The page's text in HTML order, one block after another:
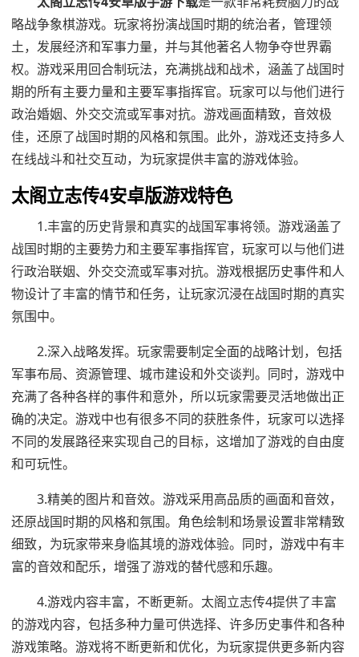
略战争象棋游戏。玩家将扮演战国时期的统治者，管理领
土，发展经济和军事力量，并与其他著名人物争夺世界霸
权。游戏采用回合制玩法，充满挑战和战术，涵盖了战国时
期的所有主要力量和主要军事指挥官。玩家可以与他们进行
政治婚姻、外交交流或军事对抗。游戏画面精致，音效极
佳，还原了战国时期的风格和氛围。此外，游戏还支持多人
在线战斗和社交互动，为玩家提供丰富的游戏体验。
太阁立志传4安卓版游戏特色
1.丰富的历史背景和真实的战国军事将领。游戏涵盖了
战国时期的主要势力和主要军事指挥官，玩家可以与他们进
行政治联姻、外交交流或军事对抗。游戏根据历史事件和人
物设计了丰富的情节和任务，让玩家沉浸在战国时期的真实
氛围中。
2.深入战略发挥。玩家需要制定全面的战略计划，包括
军事布局、资源管理、城市建设和外交谈判。同时，游戏中
充满了各种各样的事件和意外，所以玩家需要灵活地做出正
确的决定。游戏中也有很多不同的获胜条件，玩家可以选择
不同的发展路径来实现自己的目标，这增加了游戏的自由度
和可玩性。
3.精美的图片和音效。游戏采用高品质的画面和音效，
还原战国时期的风格和氛围。角色绘制和场景设置非常精致
细致，为玩家带来身临其境的游戏体验。同时，游戏中有丰
富的音效和配乐，增强了游戏的替代感和乐趣。
4.游戏内容丰富，不断更新。太阁立志传4提供了丰富
的游戏内容，包括多种力量可供选择、许多历史事件和各种
游戏策略。游戏将不断更新和优化，为玩家提供更多新内容